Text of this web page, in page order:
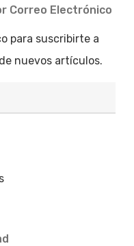
Correo Electrónico
para suscribirte a
nuevos artículos.